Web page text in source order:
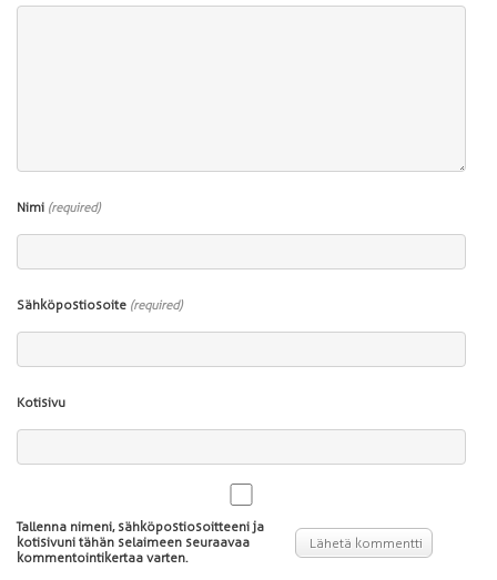
Nimi (required)
Sähköpostiosoite (required)
Kotisivu
Tallenna nimeni, sähköpostiosoitteeni ja
kotisivuni tähän selaimeen seuraavaa
kommentointikertaa varten.